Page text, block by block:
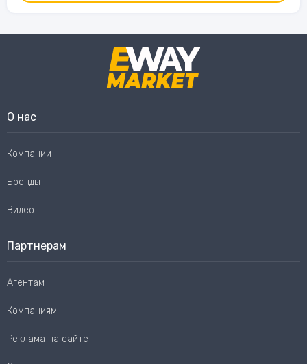
О нас
Компании
Бренды
Видео
Партнерам
Агентам
Компаниям
Реклама на сайте